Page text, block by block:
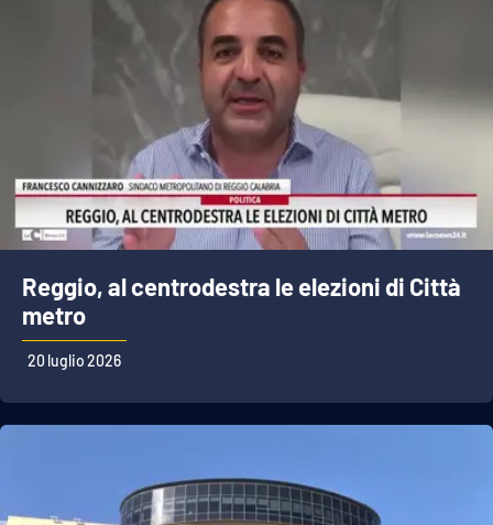
Reggio, al centrodestra le elezioni di Città
metro
20 luglio 2026